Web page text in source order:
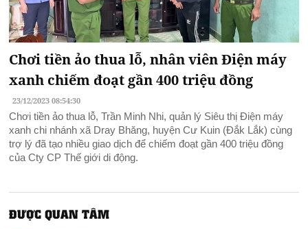
Chơi tiền ảo thua lỗ, nhân viên Điện máy
xanh chiếm đoạt gần 400 triệu đồng
23/12/2023 08:54:30
Chơi tiền ảo thua lỗ, Trần Minh Nhi, quản lý Siêu thị Điện máy
xanh chi nhánh xã Dray Bhăng, huyện Cư Kuin (Đắk Lắk) cùng
trợ lý đã tạo nhiều giao dịch để chiếm đoạt gần 400 triệu đồng
của Cty CP Thế giới di động.
ĐƯỢC QUAN TÂM